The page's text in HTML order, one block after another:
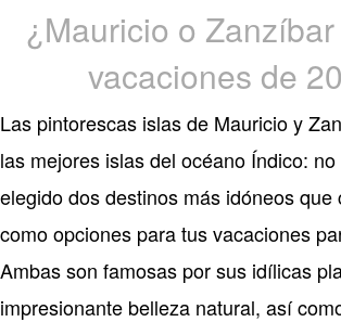
¿Mauricio o
vacaciones de
Las pintorescas islas de Mauricio y
las mejores islas del océano Índico:
elegido dos destinos más idóneos que
como opciones para tus vacaciones
Ambas son famosas por sus idílicas
impresionante belleza natural, así